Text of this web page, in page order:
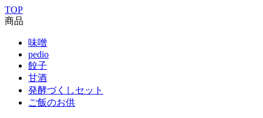
TOP
商品
味噌
pedio
餃子
甘酒
発酵づくしセット
ご飯のお供